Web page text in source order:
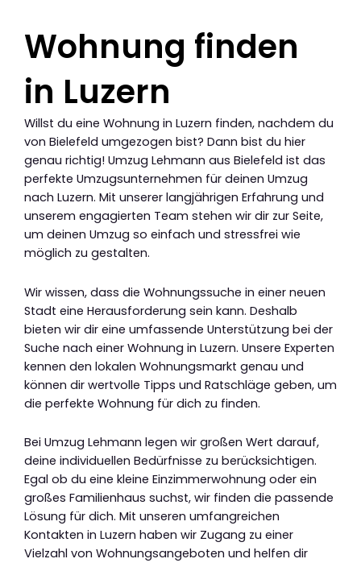
Wohnung finden
in Luzern
Willst du eine Wohnung in Luzern finden, nachdem du
von Bielefeld umgezogen bist? Dann bist du hier
genau richtig! Umzug Lehmann aus Bielefeld ist das
perfekte Umzugsunternehmen für deinen Umzug
nach Luzern. Mit unserer langjährigen Erfahrung und
unserem engagierten Team stehen wir dir zur Seite,
um deinen Umzug so einfach und stressfrei wie
möglich zu gestalten.
Wir wissen, dass die Wohnungssuche in einer neuen
Stadt eine Herausforderung sein kann. Deshalb
bieten wir dir eine umfassende Unterstützung bei der
Suche nach einer Wohnung in Luzern. Unsere Experten
kennen den lokalen Wohnungsmarkt genau und
können dir wertvolle Tipps und Ratschläge geben, um
die perfekte Wohnung für dich zu finden.
Bei Umzug Lehmann legen wir großen Wert darauf,
deine individuellen Bedürfnisse zu berücksichtigen.
Egal ob du eine kleine Einzimmerwohnung oder ein
großes Familienhaus suchst, wir finden die passende
Lösung für dich. Mit unseren umfangreichen
Kontakten in Luzern haben wir Zugang zu einer
Vielzahl von Wohnungsangeboten und helfen dir